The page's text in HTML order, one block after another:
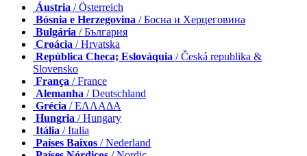
Áustria / Österreich
Bósnia e Herzegovina / Босна и Херцеговина
Bulgária / България
Croácia / Hrvatska
República Checa; Eslováquia / Česká republika &
Slovensko
França / France
Alemanha / Deutschland
Grécia / ΕΛΛΑΔΑ
Hungria / Hungary
Itália / Italia
Países Baixos / Nederland